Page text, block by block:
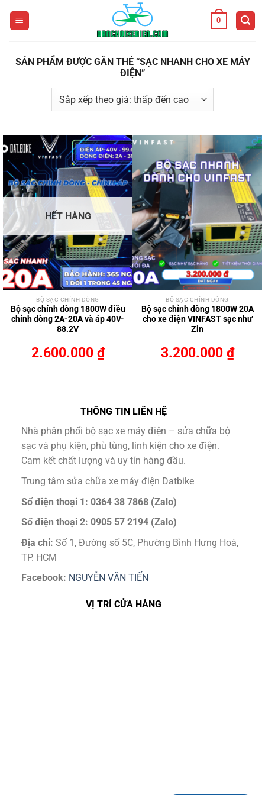
0
SẢN PHẨM ĐƯỢC GẮN THẺ “SẠC NHANH CHO XE MÁY
ĐIỆN”
HẾT HÀNG
BỘ SẠC CHỈNH DÒNG
Bộ sạc chỉnh dòng 1800W điều
chỉnh dòng 2A-20A và áp 40V-
88.2V
2.600.000 ₫
BỘ SẠC CHỈNH DÒNG
Bộ sạc chỉnh dòng 1800W 20A
cho xe điện VINFAST sạc như
Zin
3.200.000 ₫
THÔNG TIN LIÊN HỆ
Nhà phân phối bộ sạc xe máy điện – sửa chữa bộ
sạc và phụ kiện, phù tùng, linh kiện cho xe điện.
Cam kết chất lượng và uy tín hàng đầu.
Trung tâm sửa chữa xe máy điện Datbike
Số điện thoại 1: 0364 38 7868 (Zalo)
Số điện thoại 2: 0905 57 2194 (Zalo)
Địa chỉ: Số 1, Đường số 5C, Phường Bình Hưng Hoà,
TP. HCM
Facebook: NGUYỄN VĂN TIẾN
VỊ TRÍ CỬA HÀNG